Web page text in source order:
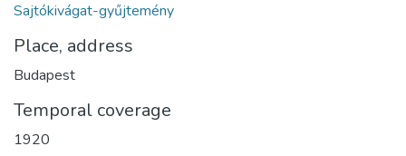
Sajtókivágat-gyűjtemény
Place, address
Budapest
Temporal coverage
1920